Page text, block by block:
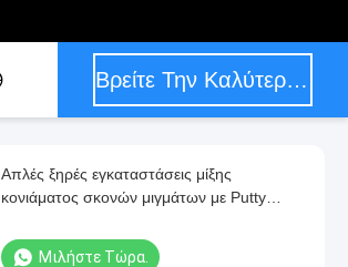
Βρείτε Την Καλύτερη Τιμή
Απλές ξηρές εγκαταστάσεις μίξης
κονιάματος σκονών μιγμάτων με Putty
γύψο που κατασκευάζει τη μηχανή
Μιλήστε Τώρα.